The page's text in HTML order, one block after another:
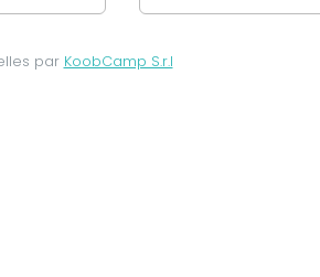
par KoobCamp S.r.l